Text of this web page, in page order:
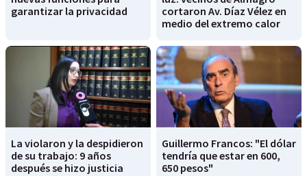
garantizar la privacidad
cortaron Av. Díaz Vélez en
medio del extremo calor
La violaron y la despidieron
de su trabajo: 9 años
después se hizo justicia
Guillermo Francos: "El dólar
tendría que estar en 600,
650 pesos"